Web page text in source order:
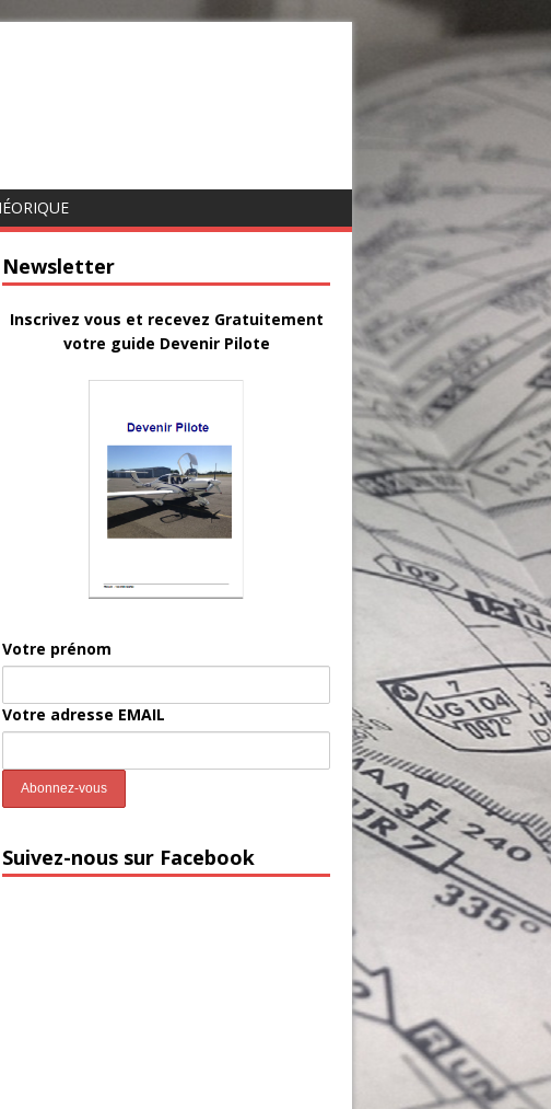
Newsletter
Inscrivez vous et recevez Gratuitement
votre guide Devenir Pilote
Votre prénom
Votre adresse EMAIL
Suivez-nous sur Facebook